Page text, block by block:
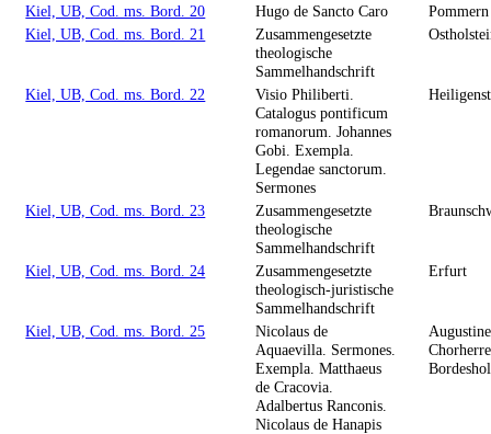
Kiel, UB, Cod. ms. Bord. 20 Hugo de Sancto Caro
Pommern
Kiel, UB, Cod. ms. Bord. 21
Zusammengesetzte
theologische
Sammelhandschrift
Kiel, UB, Cod. ms. Bord. 22
Visio Philiberti.
Catalogus pontificum
romanorum. Johannes
Gobi. Exempla.
Legendae sanctorum.
Sermones
Kiel, UB, Cod. ms. Bord. 23
Zusammengesetzte
theologische
Sammelhandschrift
Kiel, UB, Cod. ms. Bord. 24
Zusammengesetzte
theologisch-juristische
Sammelhandschrift
Erfurt
Kiel, UB, Cod. ms. Bord. 25
Nicolaus de
Aquaevilla. Sermones.
Exempla. Matthaeus
de Cracovia.
Adalbertus Ranconis.
Nicolaus de Hanapis